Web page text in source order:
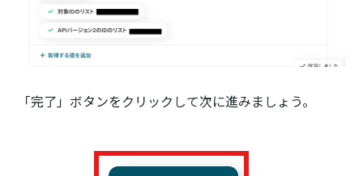
「完了」ボタンをクリックして次に進みましょう。